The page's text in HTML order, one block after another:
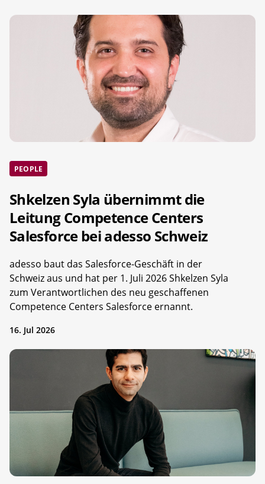
PEOPLE
Shkelzen Syla übernimmt die
Leitung Competence Centers
Salesforce bei adesso Schweiz
adesso baut das Salesforce-Geschäft in der
Schweiz aus und hat per 1. Juli 2026 Shkelzen Syla
zum Verantwortlichen des neu geschaffenen
Competence Centers Salesforce ernannt.
16. Jul 2026